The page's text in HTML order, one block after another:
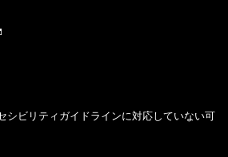
シビリティガイドラインに対応していない可